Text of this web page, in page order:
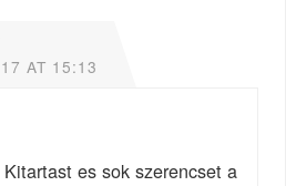
AT 15:13
es sok szerencset a